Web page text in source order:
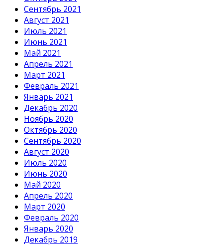
Сентябрь 2021
Август 2021
Июль 2021
Июнь 2021
Май 2021
Апрель 2021
Март 2021
Февраль 2021
Январь 2021
Декабрь 2020
Ноябрь 2020
Октябрь 2020
Сентябрь 2020
Август 2020
Июль 2020
Июнь 2020
Май 2020
Апрель 2020
Март 2020
Февраль 2020
Январь 2020
Декабрь 2019